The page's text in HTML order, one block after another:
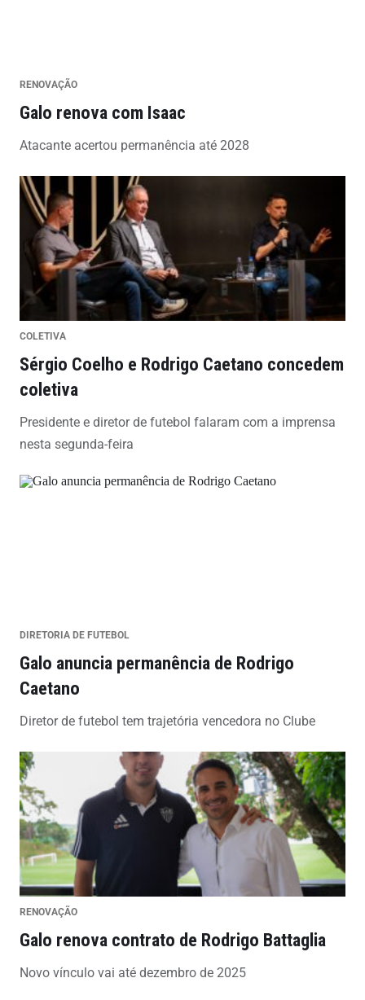
RENOVAÇÃO
Galo renova com Isaac
Atacante acertou permanência até 2028
COLETIVA
Sérgio Coelho e Rodrigo Caetano concedem
coletiva
Presidente e diretor de futebol falaram com a imprensa
nesta segunda-feira
DIRETORIA DE FUTEBOL
Galo anuncia permanência de Rodrigo
Caetano
Diretor de futebol tem trajetória vencedora no Clube
RENOVAÇÃO
Galo renova contrato de Rodrigo Battaglia
Novo vínculo vai até dezembro de 2025